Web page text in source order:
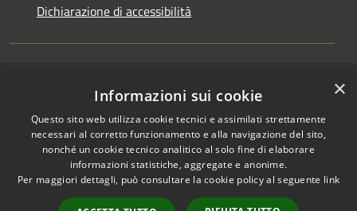
Dichiarazione di accessibilità
Accessibilità
Privacy
Cookie
Mappa del sito
Intranet
Accesso redazione ×
Informazioni sui cookie
Questo sito web utilizza cookie tecnici e assimilati strettamente
necessari al corretto funzionamento e alla navigazione del sito,
nonché un cookie tecnico analitico al solo fine di elaborare
informazioni statistiche, aggregate e anonime.
Per maggiori dettagli, può consultare la cookie policy al seguente link